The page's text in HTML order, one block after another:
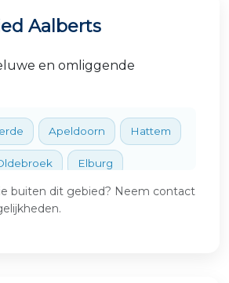
Aalberts
en omliggende
Apeldoorn Hattem
Elburg
Harderwijk
buiten dit gebied? Neem contact